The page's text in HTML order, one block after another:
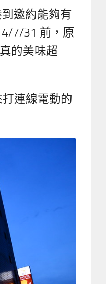
邀約能夠有
7/31 前，原
的美味超
連線電動的